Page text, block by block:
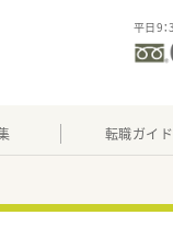
平日9
転職ガイド